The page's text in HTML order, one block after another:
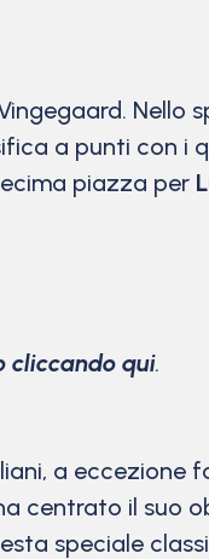
Nello
a punti con i
piazza per
cliccando qui.
a eccezione
centrato il suo
speciale